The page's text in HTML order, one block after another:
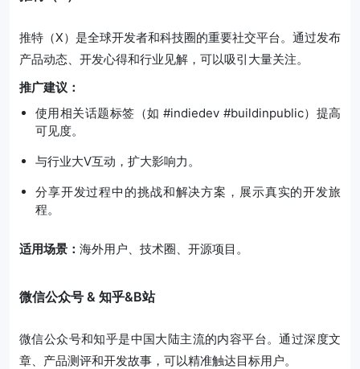
推特（X）是全球开发者和科技圈的重要社交平台。通过发布
产品动态、开发心得和行业见解，可以吸引大量关注。
推广建议：
使用相关话题标签（如 #indiedev #buildinpublic）提高
可见度。
与行业大V互动，扩大影响力。
分享开发过程中的挑战和解决方案，展示真实的开发旅
程。
适用场景： 海外用户、技术圈、开源项目。
微信公众号 & 知乎&B站
微信公众号和知乎是中国大陆主流的内容平台。通过深度文
章、产品测评和开发故事，可以精准触达目标用户。